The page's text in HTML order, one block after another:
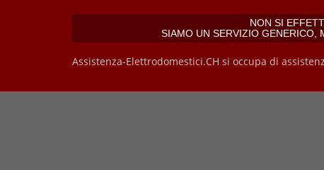
NON SI
SIAMO UN SERVIZIO GENERICO,
Assistenza-Elettrodomestici.CH si occupa di